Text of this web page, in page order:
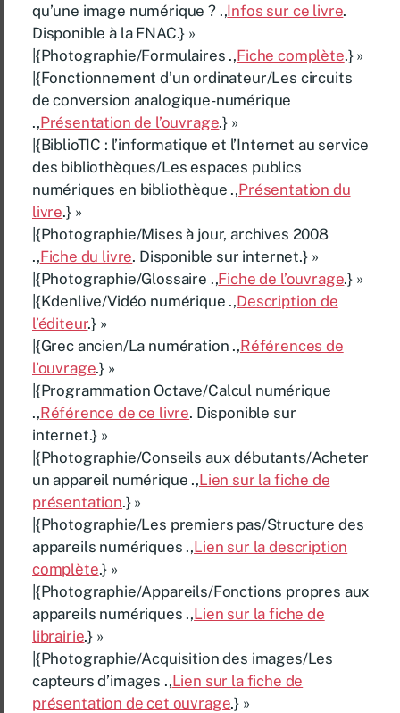
qu’une image numérique ? .,Infos sur ce livre.
Disponible à la FNAC.} »
|{Photographie/Formulaires .,Fiche complète.} »
|{Fonctionnement d’un ordinateur/Les circuits
de conversion analogique-numérique
.,Présentation de l’ouvrage.} »
|{BiblioTIC : l’informatique et l’Internet au service
des bibliothèques/Les espaces publics
numériques en bibliothèque .,Présentation du
livre.} »
|{Photographie/Mises à jour, archives 2008
.,Fiche du livre. Disponible sur internet.} »
|{Photographie/Glossaire .,Fiche de l’ouvrage.} »
|{Kdenlive/Vidéo numérique .,Description de
l’éditeur.} »
|{Grec ancien/La numération .,Références de
l’ouvrage.} »
|{Programmation Octave/Calcul numérique
.,Référence de ce livre. Disponible sur
internet.} »
|{Photographie/Conseils aux débutants/Acheter
un appareil numérique .,Lien sur la fiche de
présentation.} »
|{Photographie/Les premiers pas/Structure des
appareils numériques .,Lien sur la description
complète.} »
|{Photographie/Appareils/Fonctions propres aux
appareils numériques .,Lien sur la fiche de
librairie.} »
|{Photographie/Acquisition des images/Les
capteurs d’images .,Lien sur la fiche de
présentation de cet ouvrage.} »